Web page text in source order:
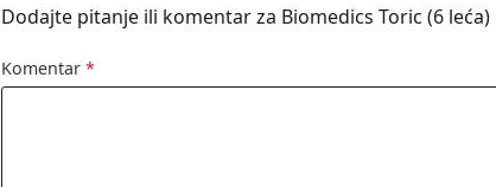
Pakiranje
Proizvođač:
Dodajte pitanje ili komentar za Biomedics Toric (6 leća)
Komentar *